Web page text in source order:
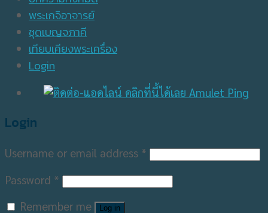
พระเกจิอาจารย์
ชุดเบญจภาคี
เทียบเคียงพระเครื่อง
Login
Login
Username or email address *
Password *
Remember me
Log in